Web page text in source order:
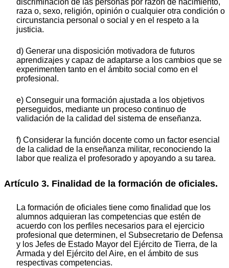
raza o, sexo, religión, opinión o cualquier otra condición o
circunstancia personal o social y en el respeto a la
justicia.
d) Generar una disposición motivadora de futuros
aprendizajes y capaz de adaptarse a los cambios que se
experimenten tanto en el ámbito social como en el
profesional.
e) Conseguir una formación ajustada a los objetivos
perseguidos, mediante un proceso continuo de
validación de la calidad del sistema de enseñanza.
f) Considerar la función docente como un factor esencial
de la calidad de la enseñanza militar, reconociendo la
labor que realiza el profesorado y apoyando a su tarea.
Artículo 3. Finalidad de la formación de oficiales.
La formación de oficiales tiene como finalidad que los
alumnos adquieran las competencias que estén de
acuerdo con los perfiles necesarios para el ejercicio
profesional que determinen, el Subsecretario de Defensa
y los Jefes de Estado Mayor del Ejército de Tierra, de la
Armada y del Ejército del Aire, en el ámbito de sus
respectivas competencias.